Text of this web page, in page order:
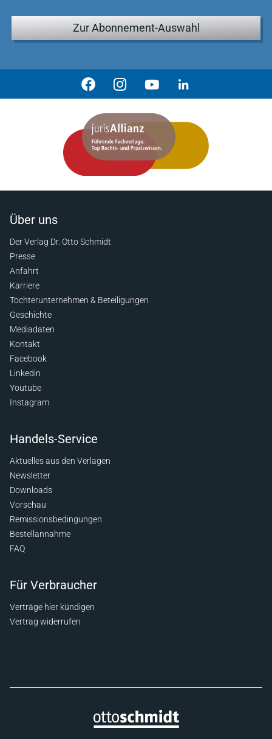
Zur Abonnement-Auswahl
Über uns
Der Verlag Dr. Otto Schmidt
Presse
Anfahrt
Karriere
Tochterunternehmen & Beteiligungen
Geschichte
Mediadaten
Kontakt
Facebook
Linkedin
Youtube
Instagram
Handels-Service
Aktuelles aus den Verlagen
Newsletter
Downloads
Vorschau
Remissionsbedingungen
Bestellannahme
FAQ
Für Verbraucher
Verträge hier kündigen
Vertrag widerrufen